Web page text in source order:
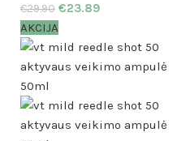
€29.90 €23.89
AKCIJA